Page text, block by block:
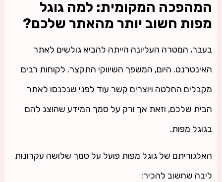
המהפכה המקומית: למה גוגל
מפות חשוב יותר מהאתר שלכם?
בעבר, המטרה העליונה הייתה להביא גולשים לאתר
האינטרנט. היום, המשפך השיווקי התקצר. לקוחות רבים
מקבלים החלטה ויוצרים קשר עוד לפני שנכנסו לאתר
הבית שלכם, וזאת אך ורק על סמך המידע שהוצג להם
בגוגל מפות.
האלגוריתם של גוגל מפות פועל על סמך שלושה עקרונות
ליבה שחשוב להכיר: